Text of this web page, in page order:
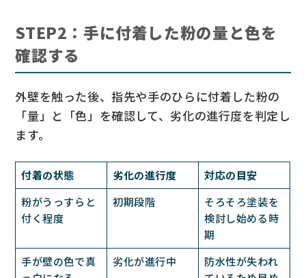
STEP2：手に付着した粉の量と色を
確認する
外壁を触った後、指先や手のひらに付着した粉の
「量」と「色」を確認して、劣化の進行度を判定し
ます。
付着の状態 劣化の進行度
対応の目安
粉がうっすらと
付く程度
初期段階
そろそろ塗装を
検討し始める時
期
手が壁の色で真
劣化が進行中
防水性が失われ